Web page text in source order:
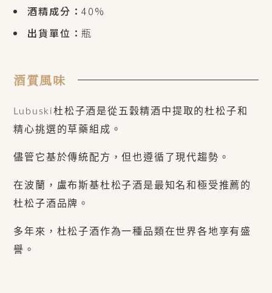
酒精成分：40%
出貨單位：瓶
酒質風味
Lubuski杜松子酒是從五穀精酒中提取的杜松子和
精心挑選的草藥組成。
儘管它基於傳統配方，但也遵循了現代趨勢。
在波蘭，盧布斯基杜松子酒是最知名和極受推薦的
杜松子酒品牌。
多年來，杜松子酒作為一種品類在世界各地享有盛
譽。